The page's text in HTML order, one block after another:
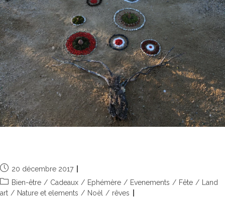
20 décembre 2017
Bien-être / Cadeaux / Ephémère / Evenements / Fête /
Land
art / Nature et elements / Noël / rêves